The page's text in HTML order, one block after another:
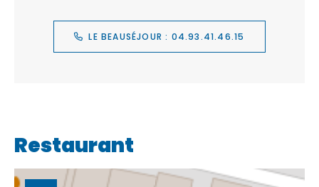
LE BEAUSÉJOUR : 04.93.41.46.15
Restaurant